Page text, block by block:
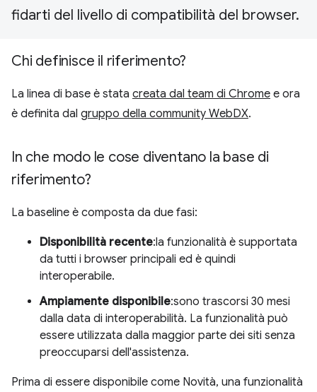
fidarti del livello di compatibilità del browser.
Chi definisce il riferimento?
La linea di base è stata creata dal team di Chrome e ora
è definita dal gruppo della community WebDX.
In che modo le cose diventano la base di
riferimento?
La baseline è composta da due fasi:
Disponibilità recente:la funzionalità è supportata
da tutti i browser principali ed è quindi
interoperabile.
Ampiamente disponibile:sono trascorsi 30 mesi
dalla data di interoperabilità. La funzionalità può
essere utilizzata dalla maggior parte dei siti senza
preoccuparsi dell'assistenza.
Prima di essere disponibile come Novità, una funzionalità